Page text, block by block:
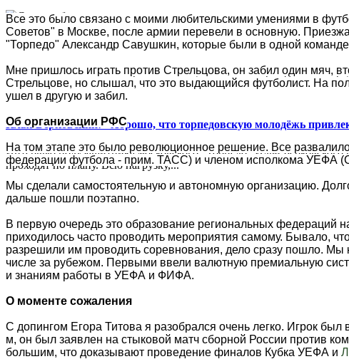
Сгорела база "Машука"
В ночь на 26 июля пятигорский «Машук-КМВ» потерял дом. Пожар
Илья Берковский: "Хорошо, что торпедовскую молодёжь
Интервью полузащитника московского "Торпедо" Ильи
проходят по плану. Всю нагрузку,...
Все это было связано с моими любительскими умениями в
Советов" в Москве, после армии перевели в основную.
"Торпедо" Александр Савушкин, которые были в одной
Мне пришлось играть против Стрельцова, он забил один мяч,
Стрельцове, но слышал, что это выдающийся футболист. На
ушел в другую и забил.
Об организации РФС
На том этапе это было революционное решение. Все
федерации футбола - прим. ТАСС) и членом исполкома УЕФА
Мы сделали самостоятельную и автономную организацию.
дальше пошли поэтапно.
В первую очередь это образование региональных федераций
приходилось часто проводить мероприятия самому. Бывало,
разрешили им проводить соревнования, дело сразу пошло.
числе за рубежом. Первыми ввели валютную премиальную
и знаниям работы в УЕФА и ФИФА.
О моменте сожаления
С допингом Егора Титова я разобрался очень легко. Игрок
м, он был заявлен на стыковой матч сборной России против
большим, что доказывают проведение финалов Кубка УЕФА и